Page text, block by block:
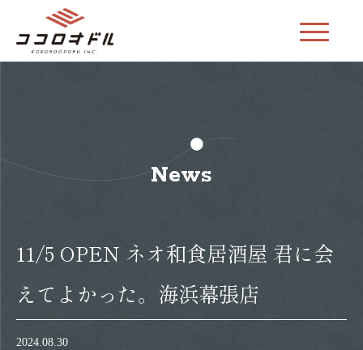
News
11/5 OPEN ネオ和食居酒屋 君に会
えてよかった。海浜幕張店
2024.08.30